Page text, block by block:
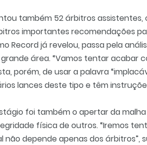
também 52 árbitros assistentes,
importantes recomendações
Record já revelou, passa pela
área. “Vamos tentar acabar
porém, de usar a palavra
lances deste tipo e têm
foi também o apertar da
física de outros. “Iremos
não depende apenas dos árbitros”,